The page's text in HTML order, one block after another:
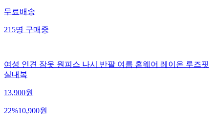
무료배송
215명구매중
여성 인견 잠옷 원피스 나시 반팔 여름 홈웨어 레이온 루즈핏
실내복
13,900원
22%10,900원